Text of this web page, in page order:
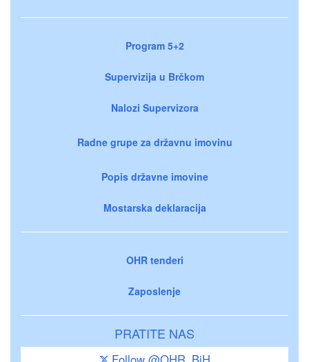
Program 5+2
Supervizija u Brčkom
Nalozi Supervizora
Radne grupe za državnu imovinu
Popis državne imovine
Mostarska deklaracija
OHR tenderi
Zaposlenje
PRATITE NAS